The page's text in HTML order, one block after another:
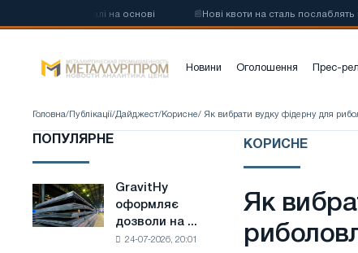
сталі на основі Нові квоти на сталь послаблять
Новини Оголошення Прес-
Головна/ Публікації/Дайджест/ Корисне/ Як вибрати вудку фідерну для
ПОПУЛЯРНЕ
GravitHy
оформляє
дозволи
GravitHy
оформляє
дозволи на ...
24-07-2026, 20:01
КОРИСНЕ
Як